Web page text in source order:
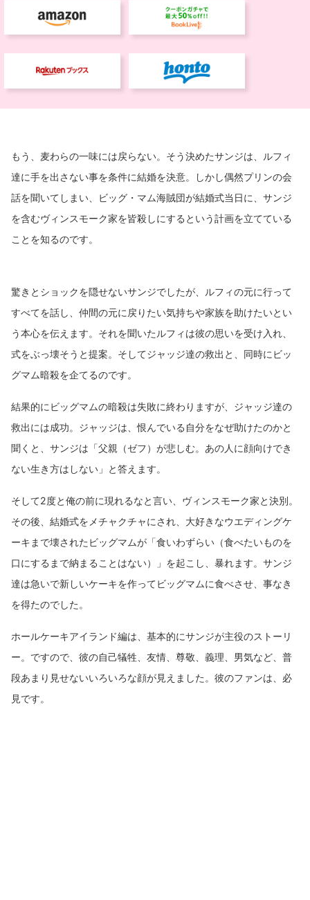
もう、麦わらの一味には戻らない。そう決めたサンジは、ルフィ
達に手を出さない事を条件に結婚を決意。しかし偶然プリンの会
話を聞いてしまい、ビッグ・マム海賊団が結婚式当日に、サンジ
を含むヴィンスモーク家を皆殺しにするという計画を立てている
ことを知るのです。
驚きとショックを隠せないサンジでしたが、ルフィの元に行って
すべてを話し、仲間の元に戻りたい気持ちや家族を助けたいとい
う本心を伝えます。それを聞いたルフィは彼の思いを受け入れ、
式をぶっ壊そうと提案。そしてジャッジ達の救出と、同時にビッ
グマム暗殺を企てるのです。
結果的にビッグマムの暗殺は失敗に終わりますが、ジャッジ達の
救出には成功。ジャッジは、恨んでいる自分をなぜ助けたのかと
聞くと、サンジは「父親（ゼフ）が悲しむ。あの人に顔向けでき
ない生き方はしない」と答えます。
そして2度と俺の前に現れるなと言い、ヴィンスモーク家と決別。
その後、結婚式をメチャクチャにされ、大好きなウエディングケ
ーキまで壊されたビッグマムが「食いわずらい（食べたいものを
口にするまで納まることはない）」を起こし、暴れます。サンジ
達は急いで新しいケーキを作ってビッグマムに食べさせ、事なき
を得たのでした。
ホールケーキアイランド編は、基本的にサンジが主役のストーリ
ー。ですので、彼の自己犠牲、友情、尊敬、義理、男気など、普
段あまり見せないいろいろな顔が見えました。彼のファンは、必
見です。